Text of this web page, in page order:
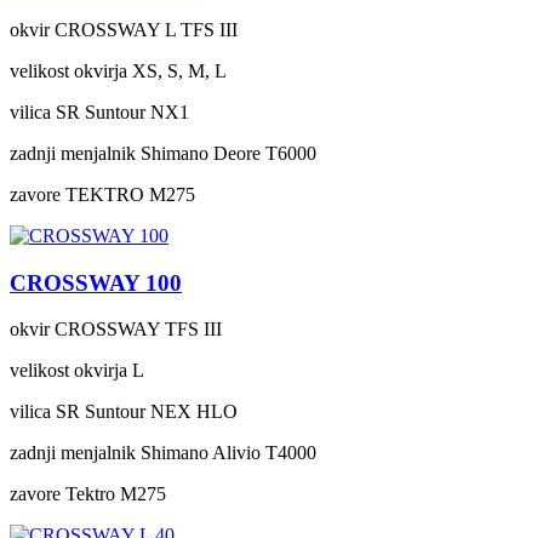
okvir CROSSWAY L TFS III
velikost okvirja XS, S, M, L
vilica SR Suntour NX1
zadnji menjalnik Shimano Deore T6000
zavore TEKTRO M275
CROSSWAY 100
okvir CROSSWAY TFS III
velikost okvirja L
vilica SR Suntour NEX HLO
zadnji menjalnik Shimano Alivio T4000
zavore Tektro M275